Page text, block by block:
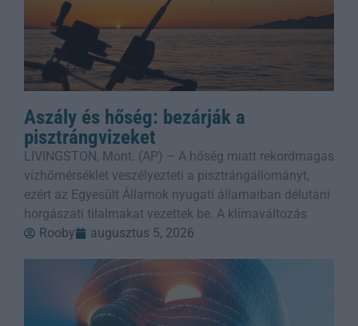
Aszály és hőség: bezárják a
pisztrángvizeket
LIVINGSTON, Mont. (AP) – A hőség miatt rekordmagas
vízhőmérséklet veszélyezteti a pisztrángállományt,
ezért az Egyesült Államok nyugati államaiban délutáni
horgászati tilalmakat vezettek be. A klímaváltozás
Rooby
augusztus 5, 2026